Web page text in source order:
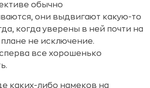
обычно
они выдвигают какую-то
когда уверены в ней почти на
плане не исключение.
все хорошенько
каких-либо намеков на